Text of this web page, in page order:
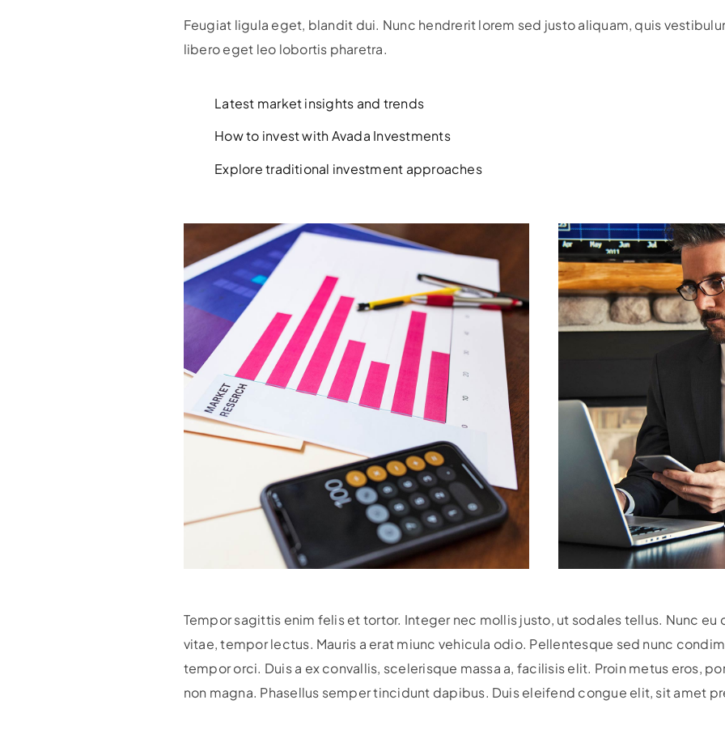
Feugiat ligula eget, blandit dui. Nunc hendrerit lorem sed justo aliquam, quis
libero eget leo lobortis pharetra.
Latest market insights and trends
How to invest with Avada Investments
Explore traditional investment approaches
Tempor sagittis enim felis et tortor. Integer nec mollis justo, ut sodales tellus. Nunc
vitae, tempor lectus. Mauris a erat miunc vehicula odio. Pellentesque sed nunc
tempor orci. Duis a ex convallis, scelerisque massa a, facilisis elit. Proin metus eros,
non magna. Phasellus semper tincidunt dapibus. Duis eleifend congue elit, sit amet